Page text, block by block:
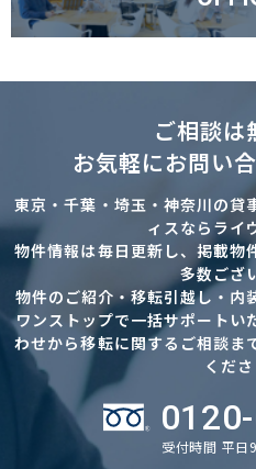
ご相談は
お気軽にお問い
東京・千葉・埼玉・神奈川の貸
ィスならライ
物件情報は毎日更新し、掲載物
多数ござ
物件のご紹介・移転引越し・内
ワンストップで一括サポートい
わせから移転に関するご相談ま
くださ
受付時間 平日